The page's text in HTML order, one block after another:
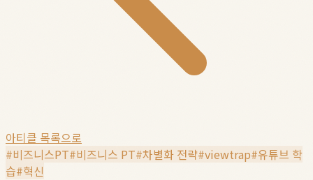
아티클 목록으로
#비즈니스PT#비즈니스 PT#차별화 전략#viewtrap#유튜브 학
습#혁신